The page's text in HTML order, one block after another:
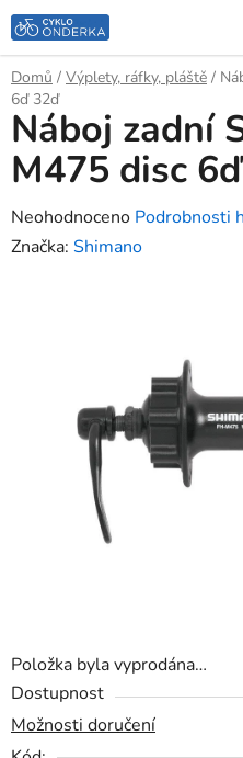
Přejít
na
obsah
Domů / Výplety, ráfky, pláště /
6ď 32ď
Položka byla vyprodána…
Dostupnost
Možnosti doručení
Náboj zadní
M475 disc
Průměrné
hodnocení
hvězdiček.
Neohodnoceno Podrobnosti
Značka: Shimano